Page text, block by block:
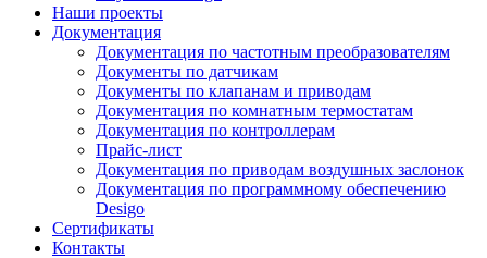
Наши проекты
Документация
Документация по частотным преобразователям
Документы по датчикам
Документы по клапанам и приводам
Документация по комнатным термостатам
Документация по контроллерам
Прайс-лист
Документация по приводам воздушных заслонок
Документация по программному обеспечению
Desigo
Сертификаты
Контакты